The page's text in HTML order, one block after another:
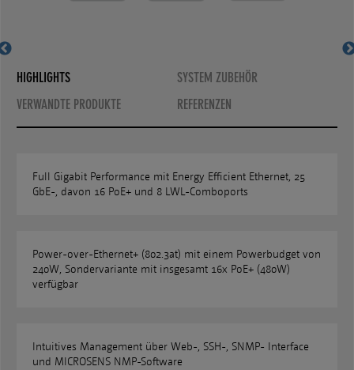
HIGHLIGHTS
SYSTEM ZUBEHÖR
VERWANDTE PRODUKTE
REFERENZEN
Full Gigabit Performance mit Energy Efficient Ethernet, 25
GbE-, davon 16 PoE+ und 8 LWL-Comboports
Power-over-Ethernet+ (802.3at) mit einem Powerbudget von
240W, Sondervariante mit insgesamt 16x PoE+ (480W)
verfügbar
Intuitives Management über Web-, SSH-, SNMP- Interface
und MICROSENS NMP-Software